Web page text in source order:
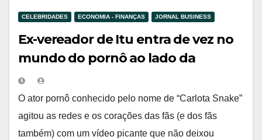
CELEBRIDADES ECONOMIA - FINANÇAS JORNAL BUSINESS
Ex-vereador de Itu entra de vez no
mundo do pornô ao lado da
sensual Danny Power
O ator pornô conhecido pelo nome de “Carlota Snake”
agitou as redes e os corações das fãs (e dos fãs
também) com um vídeo picante que não deixou